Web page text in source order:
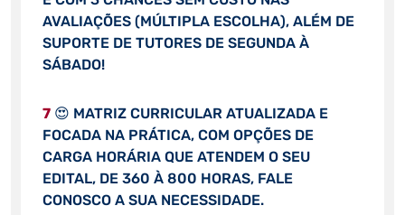
AVALIAÇÕES (MÚLTIPLA ESCOLHA), ALÉM DE
SUPORTE DE TUTORES DE SEGUNDA À
SÁBADO!
7😍 MATRIZ CURRICULAR ATUALIZADA E
FOCADA NA PRÁTICA, COM OPÇÕES DE
CARGA HORÁRIA QUE ATENDEM O SEU
EDITAL, DE 360 À 800 HORAS, FALE
CONOSCO A SUA NECESSIDADE.